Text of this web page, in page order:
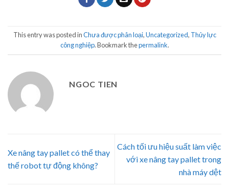
This entry was posted inChưa được phân loại,Uncategorized, Thủy lực
công nghiệp. Bookmark thepermalink.
NGOC TIEN
Xe nâng tay pallet có thể thay
thế robot tự động không?
Cách tối ưu hiệu suất làm việc
với xe nâng tay pallet trong
nhà máy dệt